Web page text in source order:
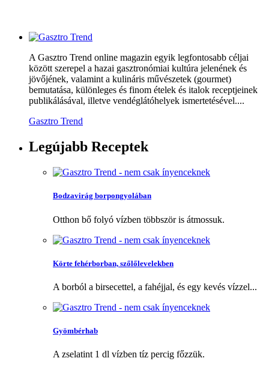
A Gasztro Trend online magazin egyik legfontosabb céljai
között szerepel a hazai gasztronómiai kultúra jelenének és
jövőjének, valamint a kulináris művészetek (gourmet)
bemutatása, különleges és finom ételek és italok receptjeinek
publikálásával, illetve vendéglátóhelyek ismertetésével....
Gasztro Trend
Legújabb Receptek
Bodzavirág borpongyolában
Otthon bő folyó vízben többször is átmossuk.
Körte fehérborban, szőlőlevelekben
A borból a birsecettel, a fahéjjal, és egy kevés vízzel...
Gyömbérhab
A zselatint 1 dl vízben tíz percig főzzük.